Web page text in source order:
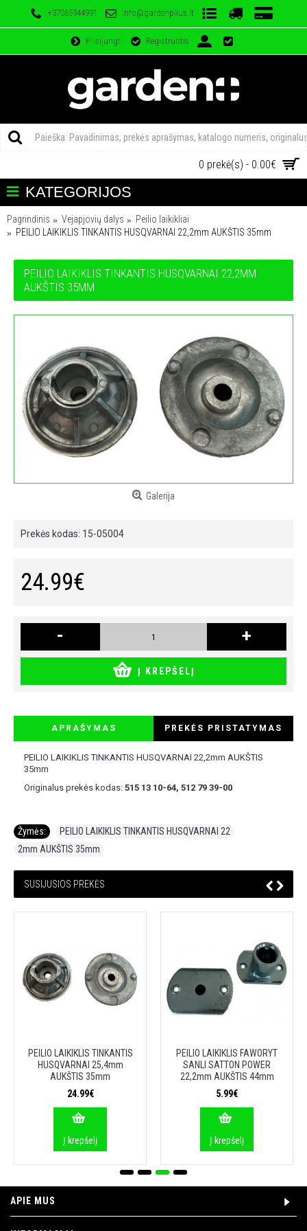
+37065944991 info@gardenplius.lt
Prisijungti Registruotis
0 prekė(s) - 0.00€
KATEGORIJOS
Pagrindinis Vejapjovių dalys
Peilio laikikliai
PEILIO LAIKIKLIS TINKANTIS HUSQVARNAI 22,2mm AUKŠTIS 35mm
PEILIO LAIKIKLIS TINKANTIS HUSQVARNAI 22,2MM
AUKŠTIS 35MM
Galerija
Prekės kodas: 15-05004
24.99€
- +
Į KREPŠELĮ
APRAŠYMAS PREKĖS PRISTATYMAS
PEILIO LAIKIKLIS TINKANTIS HUSQVARNAI 22,2mm AUKŠTIS
35mm
Originalus prekės kodas: 515 13 10-64, 512 79 39-00
Žymės: PEILIO LAIKIKLIS TINKANTIS HUSQVARNAI 22
2mm AUKŠTIS 35mm
SUSIJUSIOS PREKĖS
PEILIO LAIKIKLIS TINKANTIS
HUSQVARNAI 25,4mm
AUKŠTIS 35mm
24.99€
Į krepšelį
PEILIO LAIKIKLIS FAWORYT
SANLI SATTON POWER
22,2mm AUKŠTIS 44mm
5.99€
Į krepšelį
APIE MUS